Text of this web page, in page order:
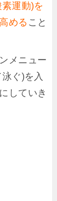
運動)を
める こと
メニュー
ぐ)を入
していき